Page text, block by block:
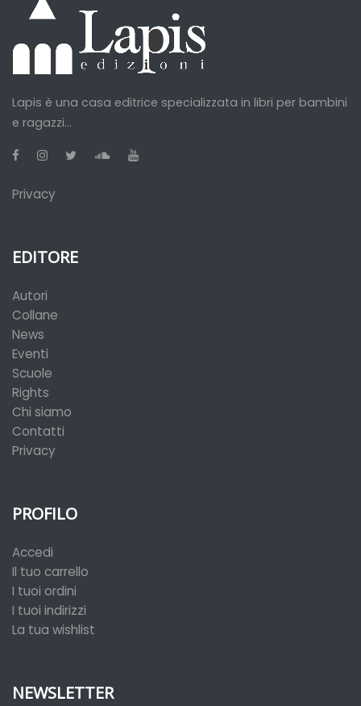
Lapis è una casa editrice specializzata in libri per bambini
e ragazzi...
Privacy
EDITORE
Autori
Collane
News
Eventi
Scuole
Rights
Chi siamo
Contatti
Privacy
PROFILO
Accedi
Il tuo carrello
I tuoi ordini
I tuoi indirizzi
La tua wishlist
NEWSLETTER